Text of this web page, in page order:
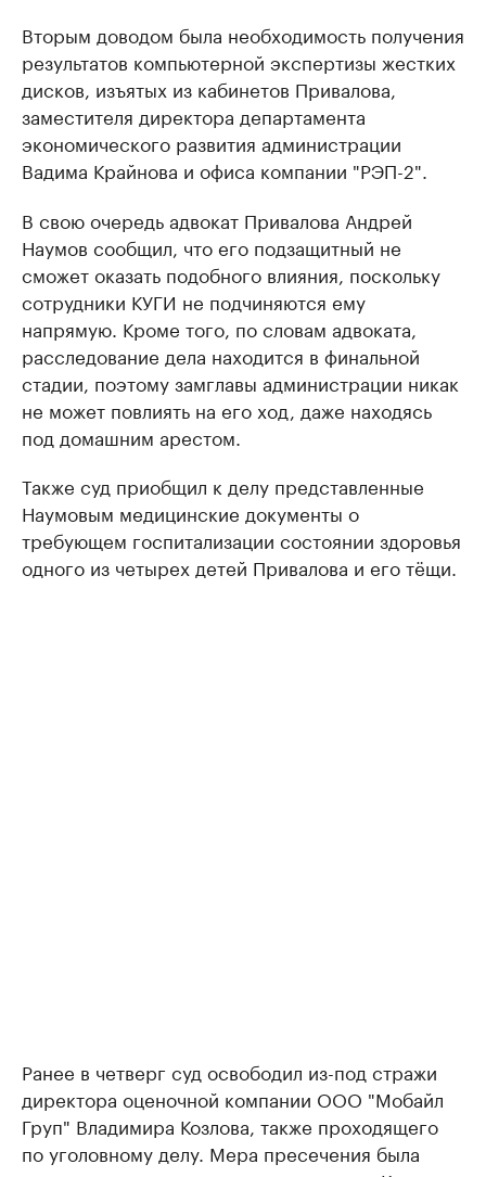
Вторым доводом была необходимость получения
результатов компьютерной экспертизы жестких
дисков, изъятых из кабинетов Привалова,
заместителя директора департамента
экономического развития администрации
Вадима Крайнова и офиса компании "РЭП-2".
В свою очередь адвокат Привалова Андрей
Наумов сообщил, что его подзащитный не
сможет оказать подобного влияния, поскольку
сотрудники КУГИ не подчиняются ему
напрямую. Кроме того, по словам адвоката,
расследование дела находится в финальной
стадии, поэтому замглавы администрации никак
не может повлиять на его ход, даже находясь
под домашним арестом.
Также суд приобщил к делу представленные
Наумовым медицинские документы о
требующем госпитализации состоянии здоровья
одного из четырех детей Привалова и его тёщи.
Ранее в четверг суд освободил из-под стражи
директора оценочной компании ООО "Мобайл
Груп" Владимира Козлова, также проходящего
по уголовному делу. Мера пресечения была